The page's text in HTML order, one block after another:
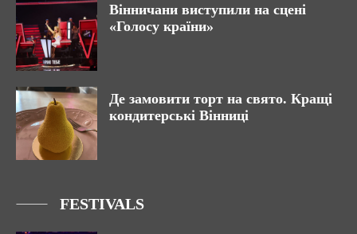
Вінничани виступили на сцені
«Голосу країни»
Де замовити торт на свято. Кращі
кондитерські Вінниці
FESTIVALS